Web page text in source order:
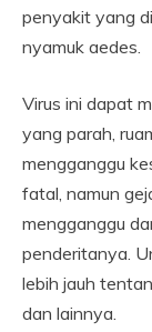
penyakit yang
nyamuk aedes.
Virus ini dapat
yang parah,
mengganggu
fatal, namun
mengganggu
penderitanya.
lebih jauh
dan lainnya.